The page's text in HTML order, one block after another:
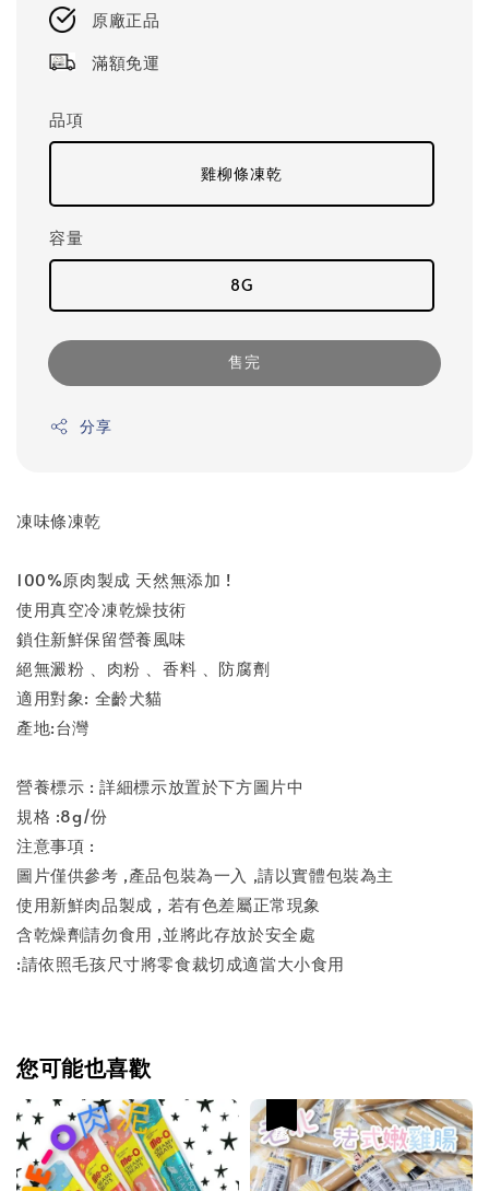
原廠正品
滿額免運
品項
雞柳條凍乾
容量
8G
售完
分享
凍味條凍乾
100%原肉製成 天然無添加 !
使用真空冷凍乾燥技術
鎖住新鮮保留營養風味
絕無澱粉 、肉粉 、香料 、防腐劑
適用對象: 全齡犬貓
產地:台灣
營養標示 : 詳細標示放置於下方圖片中
規格 :8g/份
注意事項 :
圖片僅供參考 ,產品包裝為一入 ,請以實體包裝為主
使用新鮮肉品製成 , 若有色差屬正常現象
含乾燥劑請勿食用 ,並將此存放於安全處
:請依照毛孩尺寸將零食裁切成適當大小食用
您可能也喜歡